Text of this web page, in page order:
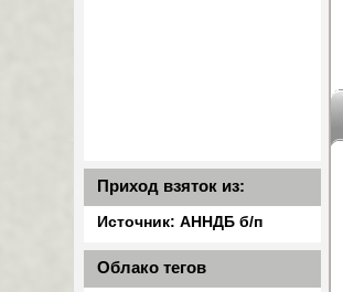
Приход взяток из:
Источник: АННДБ б/п
Облако тегов